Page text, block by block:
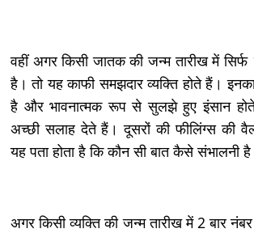
वहीं अगर किसी जातक की जन्म तारीख में
है। तो यह काफी समझदार व्यक्ति होते हैं।
है और भावनात्मक रूप से सुलझे हुए इंसान
अच्छी सलाह देते हैं। दूसरों की फीलिंग्स की
यह पता होता है कि कौन सी बात कैसे संभालनी
अगर किसी व्यक्ति की जन्म तारीख में 2 बार